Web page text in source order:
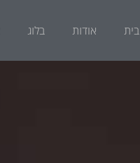
בית אודות בלוג